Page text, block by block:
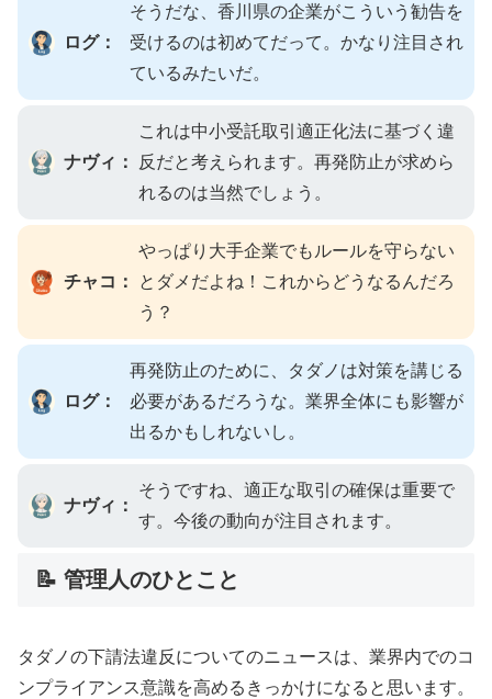
ログ：
そうだな、香川県の企業がこういう勧告を
受けるのは初めてだって。かなり注目され
ているみたいだ。
ナヴィ：
これは中小受託取引適正化法に基づく違
反だと考えられます。再発防止が求めら
れるのは当然でしょう。
チャコ：
やっぱり大手企業でもルールを守らない
とダメだよね！これからどうなるんだろ
う？
ログ：
再発防止のために、タダノは対策を講じる
必要があるだろうな。業界全体にも影響が
出るかもしれないし。
ナヴィ：
そうですね、適正な取引の確保は重要で
す。今後の動向が注目されます。
📝 管理人のひとこと
タダノの下請法違反についてのニュースは、業界内でのコ
ンプライアンス意識を高めるきっかけになると思います。